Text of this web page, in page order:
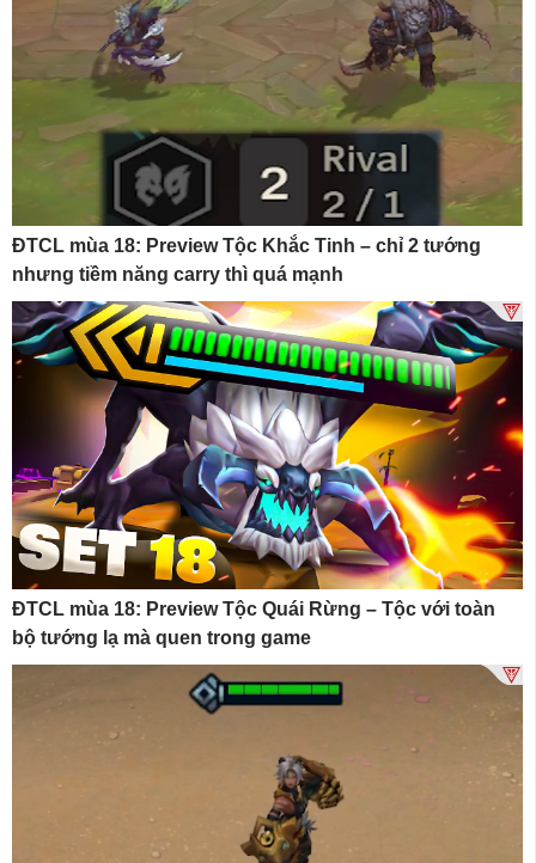
ĐTCL mùa 18: Preview Tộc Khắc Tinh – chỉ 2 tướng
nhưng tiềm năng carry thì quá mạnh
ĐTCL mùa 18: Preview Tộc Quái Rừng – Tộc với toàn
bộ tướng lạ mà quen trong game